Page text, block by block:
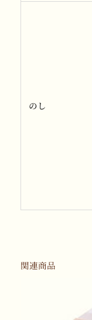
のし
関連商品